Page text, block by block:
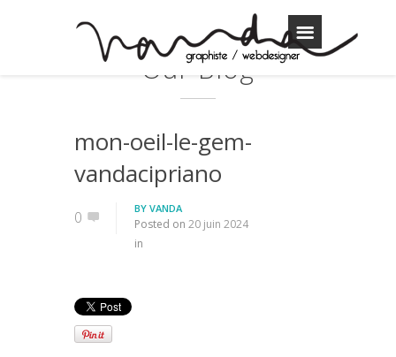
Our Blog
mon-oeil-le-gem-
vandacipriano
0 BY VANDA
Posted on 20 juin 2024
in